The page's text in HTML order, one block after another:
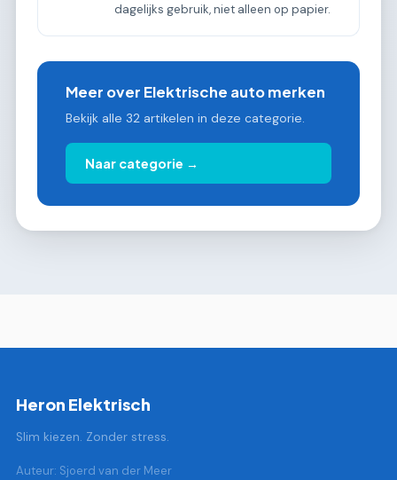
dagelijks gebruik, niet alleen op papier.
Meer over Elektrische auto merken
Bekijk alle 32 artikelen in deze categorie.
Naar categorie →
Heron Elektrisch
Slim kiezen. Zonder stress.
Auteur: Sjoerd van der Meer